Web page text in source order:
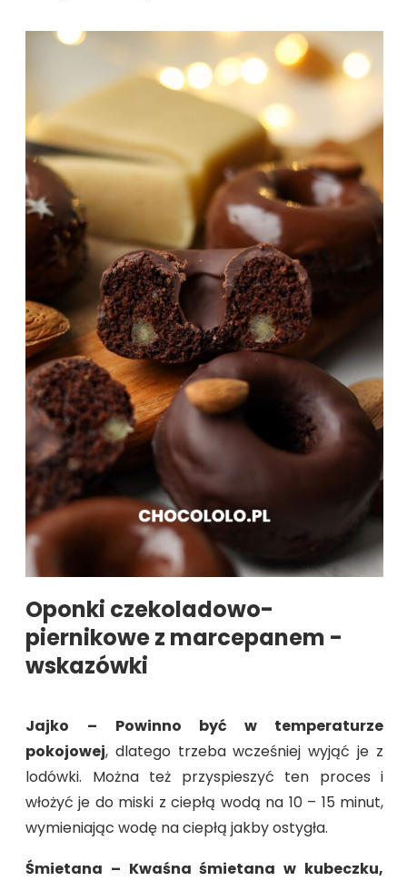
Oponki czekoladowo-
piernikowe z marcepanem -
wskazówki
Jajko –
Powinno być w temperaturze
pokojowej, dlatego trzeba wcześniej wyjąć je z
lodówki. Można też przyspieszyć ten proces i
włożyć je do miski z ciepłą wodą na 10 – 15 minut,
wymieniając wodę na ciepłą jakby ostygła.
Śmietana – Kwaśna śmietana w kubeczku,